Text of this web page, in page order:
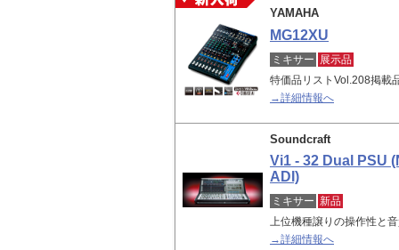
YAMAHA
MG12XU
ミキサー 展示品
特価品リストVol.208掲載
→詳細情報へ
Soundcraft
Vi1 - 32 Dual PSU
ADI)
ミキサー 新品
上位機種譲りの操作性と
→詳細情報へ